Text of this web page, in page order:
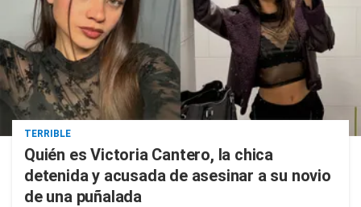
TERRIBLE
Quién es Victoria Cantero, la chica
detenida y acusada de asesinar a su novio
de una puñalada